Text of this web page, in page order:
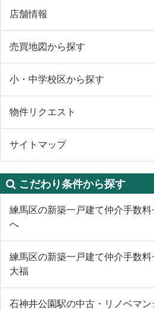
店舗情報
売買地図から探す
小・中学校区から探す
物件リクエスト
サイトマップ
こだわり条件から探す
練馬区の新築一戸建て仲介手数
へ
練馬区の新築一戸建て仲介手数
大福
石神井公園駅の中古・リノベマ